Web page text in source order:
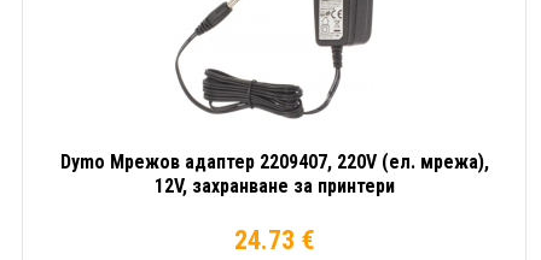
Dymo Мрежов адаптер 2209407, 220V (ел. мрежа),
12V, захранване за принтери
24.73 €